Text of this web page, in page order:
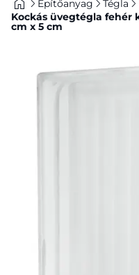
Építőanyag Tégla
Kockás üvegtégla fehér
cm x 5 cm